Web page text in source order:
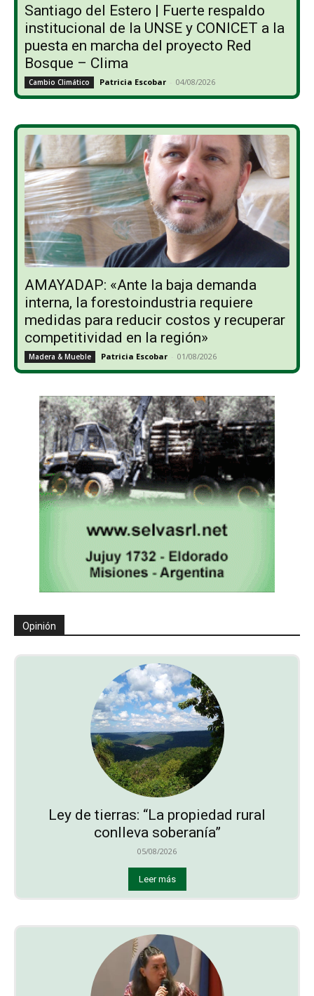
Santiago del Estero | Fuerte respaldo
institucional de la UNSE y CONICET a la
puesta en marcha del proyecto Red
Bosque – Clima
Cambio Climático Patricia Escobar - 04/08/2026
AMAYADAP: «Ante la baja demanda
interna, la forestoindustria requiere
medidas para reducir costos y recuperar
competitividad en la región»
Madera & Mueble Patricia Escobar - 01/08/2026
Opinión
Ley de tierras: “La propiedad rural
conlleva soberanía”
05/08/2026
Leer más